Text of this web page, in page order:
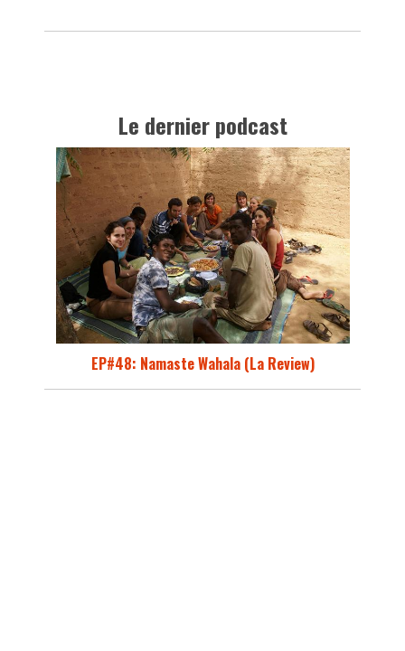
Le dernier podcast
EP#48: Namaste Wahala (La Review)